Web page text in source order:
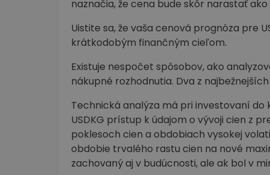
naznačia, že cena bude skôr narastať ako
Uistite sa, že vaša cenová prognóza pre
krátkodobým finančným cieľom.
Existuje nespočet spôsobov, ako
nákupné rozhodnutia. Dva z
Technická analýza má pri investovaní
USDKG prístup k údajom o vývoji cien z
poklesoch cien a obdobiach vysokej
obdobie trvalého rastu cien na nové
zachovaný aj v budúcnosti, ale ak bol v